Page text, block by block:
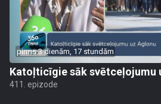
pirms 3 dienām, 17 stundām
Katoļticīgie sāk svētceļojumu
411. epizode